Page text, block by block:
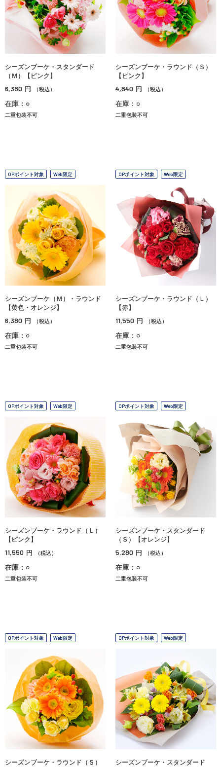
シーズンブーケ・スタンダード
（Ｍ）【ピンク】
6,380 円 （税込）
在庫：○
二重包装不可
シーズンブーケ・ラウンド（Ｓ）
【ピンク】
4,840 円 （税込）
在庫：○
二重包装不可
OPポイント対象 Web限定
シーズンブーケ（Ｍ）・ラウンド
【黄色・オレンジ】
6,380 円 （税込）
在庫：○
二重包装不可
OPポイント対象 Web限定
シーズンブーケ・ラウンド（Ｌ）
【赤】
11,550 円 （税込）
在庫：○
二重包装不可
OPポイント対象 Web限定
シーズンブーケ・ラウンド（Ｌ）
【ピンク】
11,550 円 （税込）
在庫：○
二重包装不可
OPポイント対象 Web限定
シーズンブーケ・スタンダード
（Ｓ）【オレンジ】
5,280 円 （税込）
在庫：○
二重包装不可
OPポイント対象 Web限定
シーズンブーケ・ラウンド（Ｓ）
OPポイント対象 Web限定
シーズンブーケ・スタンダード